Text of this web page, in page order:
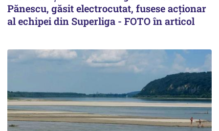
Pănescu, găsit electrocutat, fusese acționar
al echipei din Superliga - FOTO în articol